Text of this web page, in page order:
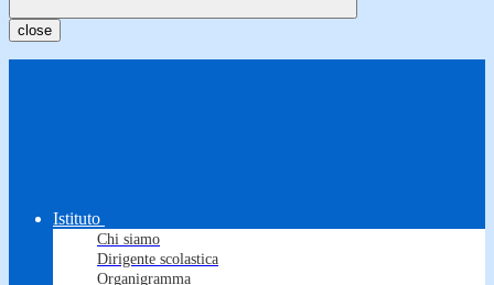
close
Istituto
Chi siamo
Dirigente scolastica
Organigramma